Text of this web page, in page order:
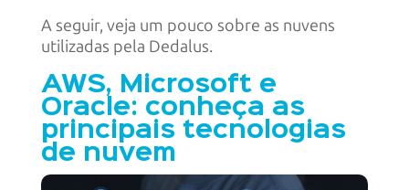
A seguir, veja um pouco sobre as nuvens
utilizadas pela Dedalus.
AWS, Microsoft e
Oracle: conheça as
principais tecnologias
de nuvem